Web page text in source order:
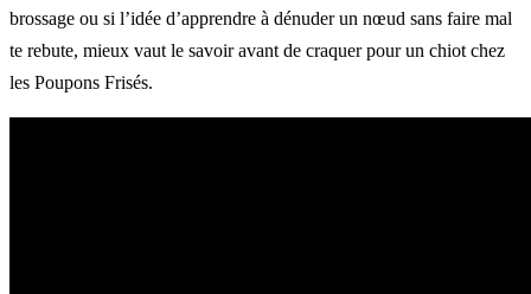
brossage ou si l’idée d’apprendre à dénuder un nœud sans faire mal
te rebute, mieux vaut le savoir avant de craquer pour un chiot chez
les Poupons Frisés.